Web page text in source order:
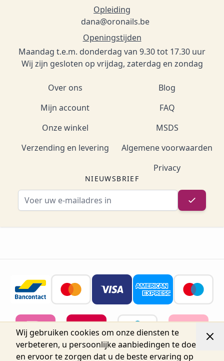
Wij gebruiken cookies om onze diensten te
verbeteren, u persoonlijke aanbiedingen te doen
en ervoor te zorgen dat u de beste ervaring op
Opleiding
dana@oronails.be
Openingstijden
Maandag t.e.m. donderdag van 9.30 tot 17.30 uur
Wij zijn gesloten op vrijdag, zaterdag en zondag
Over ons
Mijn account
Onze winkel
Verzending en levering
Blog
FAQ
MSDS
Algemene voorwaarden
Privacy
NIEUWSBRIEF